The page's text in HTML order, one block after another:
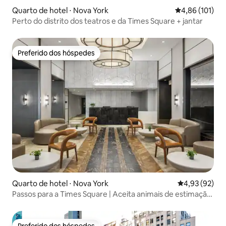
Quarto de hotel ⋅ Nova York 4,86 de uma
4,86 (101)
Perto do distrito dos teatros e da Times Square + jantar
Preferido dos hóspedes
Preferido dos hóspedes
Quarto de hotel ⋅ Nova York 4,93 de uma
4,93 (92)
Passos para a Times Square | Aceita animais de estimação.